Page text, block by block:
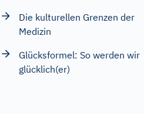
Die kulturellen Grenzen der
Medizin
Glücksformel: So werden wir
glücklich(er)